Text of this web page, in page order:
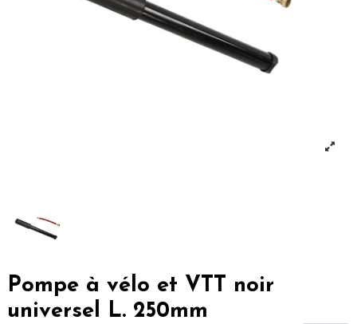
Pompe à vélo et VTT noir
universel L. 250mm